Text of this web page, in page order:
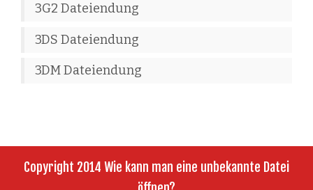
3G2 Dateiendung
3DS Dateiendung
3DM Dateiendung
Copyright 2014 Wie kann man eine unbekannte Datei